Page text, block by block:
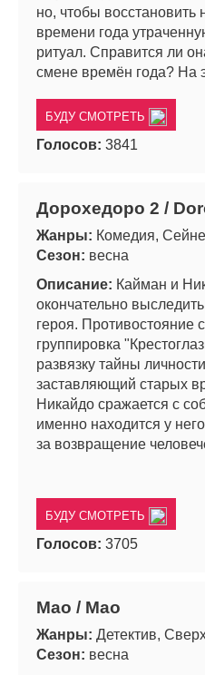
но, чтобы
времени года
ритуал. Справится ли
смене времён года? На
БУДУ СМОТРЕТЬ
Голосов: 3841
Дорохедоро 2 /
Жанры: Комедия,
Сезон: весна
Описание: Кайман и
окончательно
героя. Противостояние
группировка
развязку тайны
заставляющий старых
Никайдо сражается с
именно находится у
за возвращение
БУДУ СМОТРЕТЬ
Голосов: 3705
Мао / Mao
Жанры: Детектив,
Сезон: весна